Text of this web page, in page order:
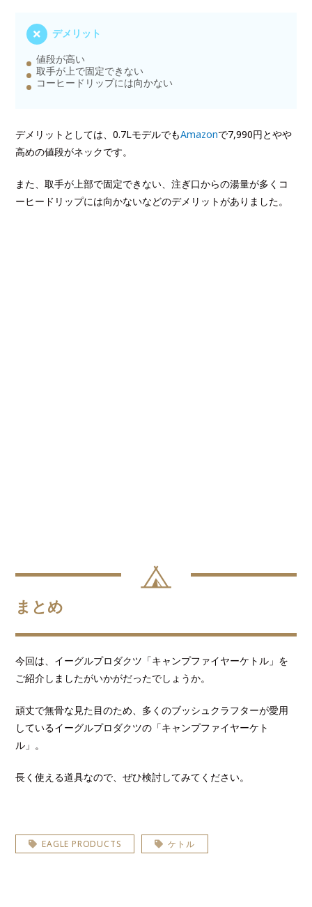
デメリット
値段が高い
取手が上で固定できない
コーヒードリップには向かない
デメリットとしては、0.7LモデルでもAmazonで7,990円とやや
高めの値段がネックです。
また、取手が上部で固定できない、注ぎ口からの湯量が多くコ
ーヒードリップには向かないなどのデメリットがありました。
まとめ
今回は、イーグルプロダクツ「キャンプファイヤーケトル」を
ご紹介しましたがいかがだったでしょうか。
頑丈で無骨な見た目のため、多くのブッシュクラフターが愛用
しているイーグルプロダクツの「キャンプファイヤーケト
ル」。
長く使える道具なので、ぜひ検討してみてください。
EAGLE PRODUCTS ケトル